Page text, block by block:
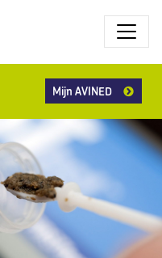
Mijn AVINED